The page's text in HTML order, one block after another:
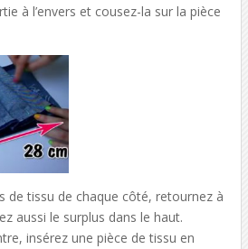
à l’envers et cousez-la sur la pièce
de tissu de chaque côté, retournez à
aussi le surplus dans le haut.
insérez une pièce de tissu en